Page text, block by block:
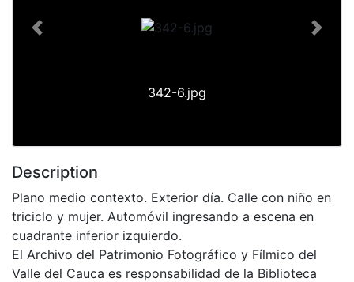
342-6.jpg
Previous Next
Description
Plano medio contexto. Exterior día. Calle con niño en
triciclo y mujer. Automóvil ingresando a escena en
cuadrante inferior izquierdo.
El Archivo del Patrimonio Fotográfico y Fílmico del
Valle del Cauca es responsabilidad de la Biblioteca